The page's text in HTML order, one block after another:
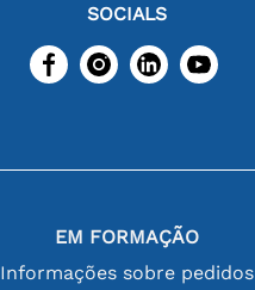
SOCIALS
EM FORMAÇÃO
Informações sobre pedidos